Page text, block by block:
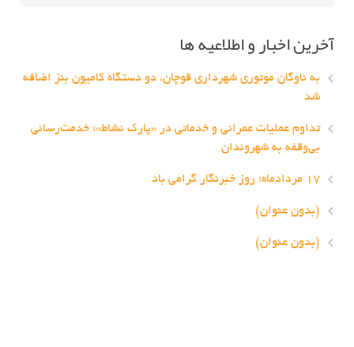
آخرین اخبار و اطلاعیه ها
به ناوگان موتوری شهرداری قوچان، دو دستگاه کامیون بنز اضافه
شد
تداوم عملیات عمرانی و خدماتی در «پارک نشاط»؛ خدمت‌رسانی
بی‌وقفه به شهروندان
۱۷ مردادماه؛ روز خبرنگار گرامی باد
(بدون عنوان)
(بدون عنوان)